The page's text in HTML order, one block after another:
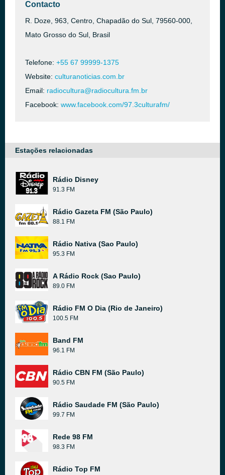
Contacto
R. Doze, 963, Centro, Chapadão do Sul, 79560-000,
Mato Grosso do Sul, Brasil
Telefone: +55 67 99999-1375
Website: culturanoticias.com.br
Email: radiocultura@radiocultura.fm.br
Facebook: www.facebook.com/97.3culturafm/
Estações relacionadas
Rádio Disney
91.3 FM
Rádio Gazeta FM (São Paulo)
88.1 FM
Rádio Nativa (Sao Paulo)
95.3 FM
A Rádio Rock (Sao Paulo)
89.0 FM
Rádio FM O Dia (Rio de Janeiro)
100.5 FM
Band FM
96.1 FM
Rádio CBN FM (São Paulo)
90.5 FM
Rádio Saudade FM (São Paulo)
99.7 FM
Rede 98 FM
98.3 FM
Rádio Top FM